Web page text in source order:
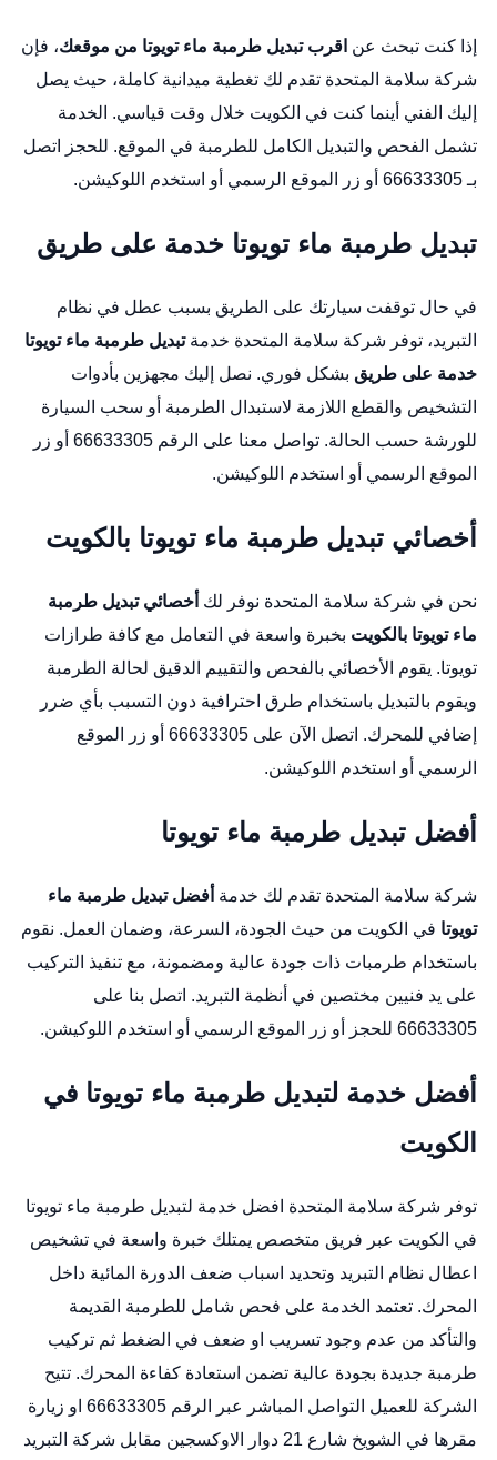
إذا كنت تبحث عن اقرب تبديل طرمبة ماء تويوتا من موقعك، فإن
شركة سلامة المتحدة تقدم لك تغطية ميدانية كاملة، حيث يصل
إليك الفني أينما كنت في الكويت خلال وقت قياسي. الخدمة
تشمل الفحص والتبديل الكامل للطرمبة في الموقع. للحجز اتصل
بـ 66633305 أو زر
الموقع الرسمي أو استخدم اللوكيشن.
تبديل طرمبة ماء تويوتا خدمة على طريق
في حال توقفت سيارتك على الطريق بسبب عطل في نظام
التبريد، توفر شركة سلامة المتحدة خدمةتبديل طرمبة ماء تويوتا
خدمة على طريق بشكل فوري. نصل إليك مجهزين بأدوات
التشخيص والقطع اللازمة لاستبدال الطرمبة أو سحب السيارة
للورشة حسب الحالة. تواصل معنا على الرقم 66633305 أو زر
الموقع الرسمي أو استخدم اللوكيشن.
أخصائي تبديل طرمبة ماء تويوتا بالكويت
نحن في شركة سلامة المتحدة نوفر لك أخصائي تبديل طرمبة
ماء تويوتا بالكويت بخبرة واسعة في التعامل مع كافة طرازات
تويوتا. يقوم الأخصائي بالفحص والتقييم الدقيق لحالة الطرمبة
ويقوم بالتبديل باستخدام طرق احترافية دون التسبب بأي ضرر
إضافي للمحرك. اتصل الآن على 66633305 أو زر
الموقع
الرسمي أو استخدم اللوكيشن.
أفضل تبديل طرمبة ماء تويوتا
شركة سلامة المتحدة تقدم لك خدمة أفضل تبديل طرمبة ماء
تويوتا في الكويت من حيث الجودة، السرعة، وضمان العمل. نقوم
باستخدام طرمبات ذات جودة عالية ومضمونة، مع تنفيذ التركيب
على يد فنيين مختصين في أنظمة التبريد. اتصل بنا على
66633305 للحجز أو زر
الموقع الرسمي أو استخدم اللوكيشن.
أفضل خدمة لتبديل طرمبة ماء تويوتا في
الكويت
توفر شركة سلامة المتحدة افضل خدمة لتبديل طرمبة ماء تويوتا
في الكويت عبر فريق متخصص يمتلك خبرة واسعة في تشخيص
اعطال نظام التبريد وتحديد اسباب ضعف الدورة المائية داخل
المحرك. تعتمد الخدمة على فحص شامل للطرمبة القديمة
والتأكد من عدم وجود تسريب او ضعف في الضغط ثم تركيب
طرمبة جديدة بجودة عالية تضمن استعادة كفاءة المحرك. تتيح
الشركة للعميل التواصل المباشر عبر الرقم 66633305 او زيارة
مقرها في الشويخ شارع 21 دوار الاوكسجين مقابل شركة التبريد